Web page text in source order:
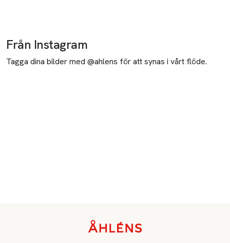
Från Instagram
Tagga dina bilder med @ahlens för att synas i vårt flöde.